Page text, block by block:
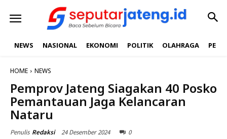
NEWS NASIONAL EKONOMI POLITIK OLAHRAGA
HOME NEWS
Pemprov Jateng Siagakan 40 Posko
Pemantauan Jaga Kelancaran
Nataru
Penulis Redaksi 24 Desember 2024 0